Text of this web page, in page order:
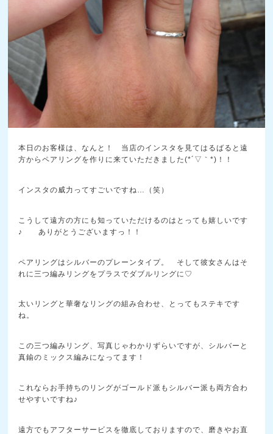
本日のお客様は、なんと！ 当店のインスタを見てはるばると遠
方からペアリングを作りに来ていただきました(*´▽｀*)！！
インスタの威力ってすごいですね…（笑）
こうして遠方の方にも知っていただけるのはとっても嬉しいです
♪ ありがとうございますっ！！
ペアリングはシルバーのプレーンタイプ。 そして彼女さんはそ
れに三つ編みリングをプラスでダブルリングに♡
太いリングと華奢なリングの組み合わせ、とってもステキです
ね。
この三つ編みリング、写真じゃわかりずらいですが、シルバーと
真鍮のミックス編みになってます！
これならお手持ちのリングがゴールド派もシルバー派も両方合わ
せやすいですね♪
遠方でもアフターサービスを徹底しておりますので、磨きやお直